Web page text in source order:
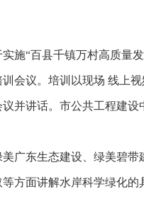
“百县千镇万村高质量发
会议。培训以现场 线上
并讲话。市公共工程建
东生态建设、绿美碧带
方面讲解水岸科学绿化